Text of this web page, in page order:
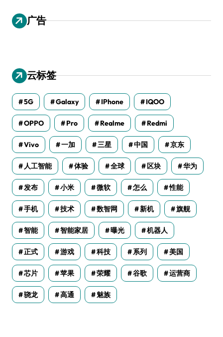
广告
云标签
5G Galaxy IPhone IQOO
OPPO Pro Realme Redmi
Vivo 一加 三星 中国 京东
人工智能 体验 全球 区块 华为
发布 小米 微软 怎么 性能
手机 技术 数智网 新机 旗舰
智能 智能家居 曝光 机器人
正式 游戏 科技 系列 美国
芯片 苹果 荣耀 谷歌 运营商
骁龙 高通 魅族